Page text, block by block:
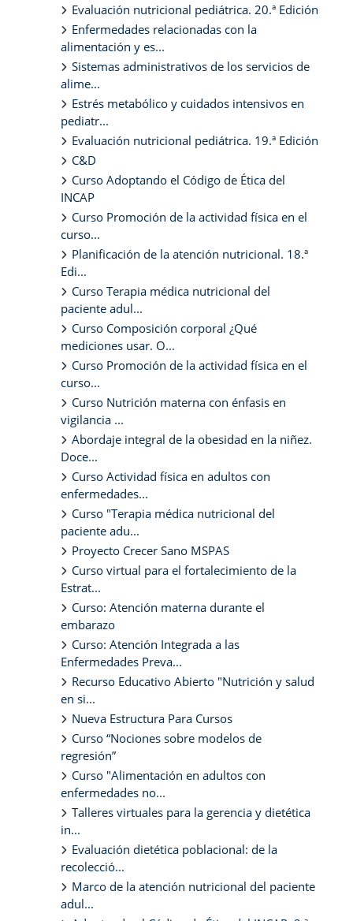
Evaluación nutricional pediátrica. 20.ª Edición
Enfermedades relacionadas con la
alimentación y es...
Sistemas administrativos de los servicios de
alime...
Estrés metabólico y cuidados intensivos en
pediatr...
Evaluación nutricional pediátrica. 19.ª Edición
C&D
Curso Adoptando el Código de Ética del
INCAP
Curso Promoción de la actividad física en el
curso...
Planificación de la atención nutricional. 18.ª
Edi...
Curso Terapia médica nutricional del
paciente adul...
Curso Composición corporal ¿Qué
mediciones usar. O...
Curso Promoción de la actividad física en el
curso...
Curso Nutrición materna con énfasis en
vigilancia ...
Abordaje integral de la obesidad en la niñez.
Doce...
Curso Actividad física en adultos con
enfermedades...
Curso "Terapia médica nutricional del
paciente adu...
Proyecto Crecer Sano MSPAS
Curso virtual para el fortalecimiento de la
Estrat...
Curso: Atención materna durante el
embarazo
Curso: Atención Integrada a las
Enfermedades Preva...
Recurso Educativo Abierto "Nutrición y salud
en si...
Nueva Estructura Para Cursos
Curso “Nociones sobre modelos de
regresión”
Curso "Alimentación en adultos con
enfermedades no...
Talleres virtuales para la gerencia y dietética
in...
Evaluación dietética poblacional: de la
recolecció...
Marco de la atención nutricional del paciente
adul...